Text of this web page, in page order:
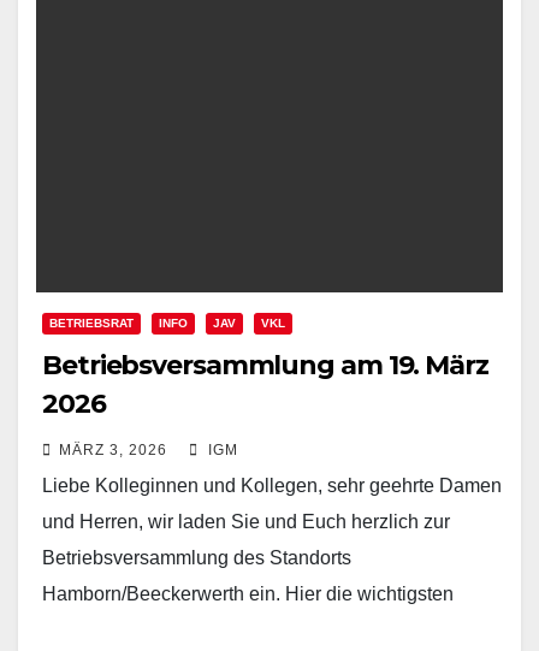
BETRIEBSRAT INFO JAV VKL
Betriebsversammlung am 19. März
2026
MÄRZ 3, 2026 IGM
Liebe Kolleginnen und Kollegen, sehr geehrte Damen
und Herren, wir laden Sie und Euch herzlich zur
Betriebsversammlung des Standorts
Hamborn/Beeckerwerth ein. Hier die wichtigsten